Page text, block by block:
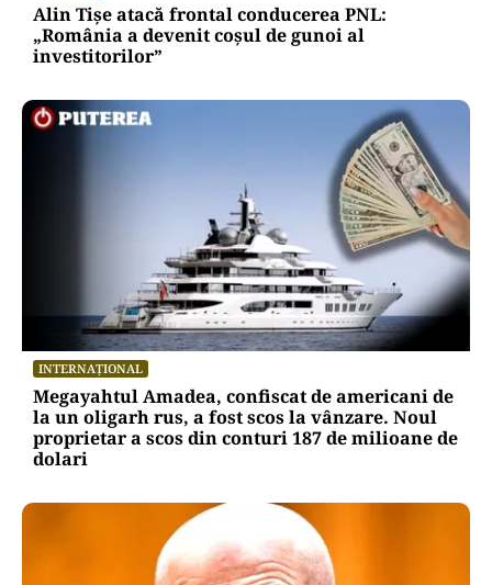
Alin Tișe atacă frontal conducerea PNL:
„România a devenit coșul de gunoi al
investitorilor”
INTERNAȚIONAL
Megayahtul Amadea, confiscat de americani de
la un oligarh rus, a fost scos la vânzare. Noul
proprietar a scos din conturi 187 de milioane de
dolari